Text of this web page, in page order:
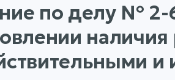
по делу № 2-
и